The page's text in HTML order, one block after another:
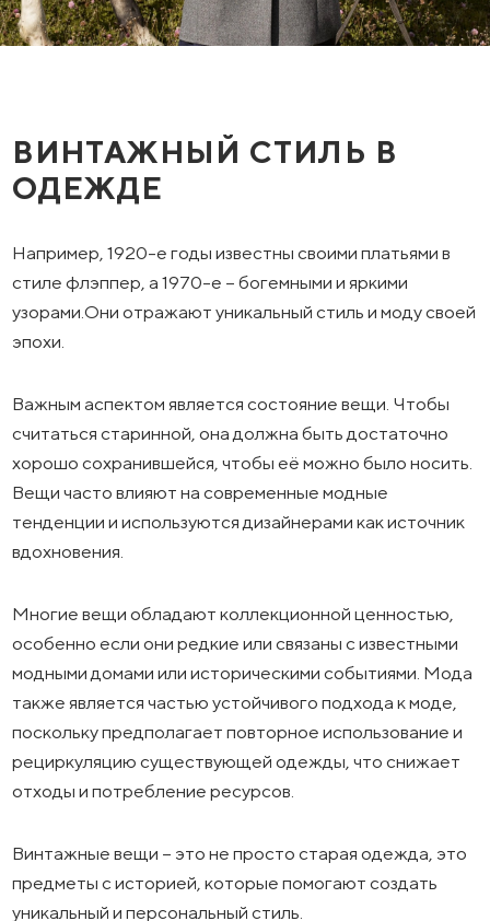
ВИНТАЖНЫЙ СТИЛЬ В
ОДЕЖДЕ
Например, 1920-е годы известны своими платьями в
стиле флэппер, а 1970-е – богемными и яркими
узорами.Они отражают уникальный стиль и моду своей
эпохи.
Важным аспектом является состояние вещи. Чтобы
считаться старинной, она должна быть достаточно
хорошо сохранившейся, чтобы её можно было носить.
Вещи часто влияют на современные модные
тенденции и используются дизайнерами как источник
вдохновения.
Многие вещи обладают коллекционной ценностью,
особенно если они редкие или связаны с известными
модными домами или историческими событиями. Мода
также является частью устойчивого подхода к моде,
поскольку предполагает повторное использование и
рециркуляцию существующей одежды, что снижает
отходы и потребление ресурсов.
Винтажные вещи – это не просто старая одежда, это
предметы с историей, которые помогают создать
уникальный и персональный стиль.